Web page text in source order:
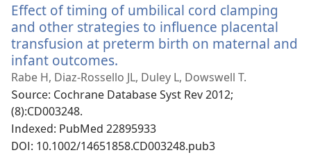
창
열
기)
Effect of timing of umbilical cord clamping
and other strategies to influence placental
transfusion at preterm birth on maternal and
infant outcomes.
로
운
열
기)
Rabe H, Diaz-Rossello JL, Duley L, Dowswell T.
Source‎: Cochrane Database Syst Rev 2012;
(8):CD003248.
Indexed‎: PubMed 22895933
DOI‎: 10.1002/14651858.CD003248.pub3